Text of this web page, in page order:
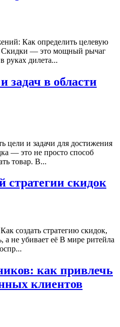
Как определить целевую
Скидки — это мощный рычаг
руках дилета...
задач в области
цели и задачи для достижения
— это не просто способ
товар. В...
стратегии скидок
создать стратегию скидок,
а не убивает её В мире ритейла
как привлечь
клиентов